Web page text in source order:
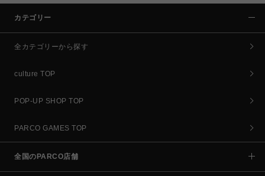
カテゴリー
全カテゴリーから探す
culture TOP
POP-UP SHOP TOP
PARCO GAMES TOP
全国のPARCO店舗